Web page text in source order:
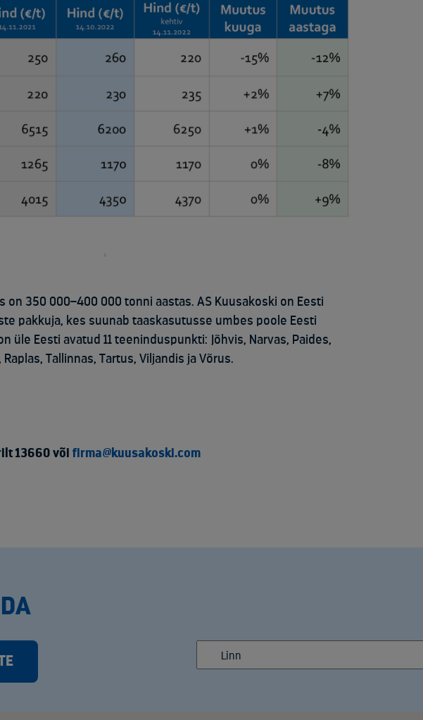
on 350 000–400 000 tonni aastas. AS Kuusakoski on Eesti
pakkuja, kes suunab taaskasutusse umbes poole Eesti
on üle Eesti avatud 11 teeninduspunkti:
Jõhvis, Narvas, Paides,
Tallinnas, Tartus, Viljandis ja Võrus.
13660 või firma@kuusakoski.com